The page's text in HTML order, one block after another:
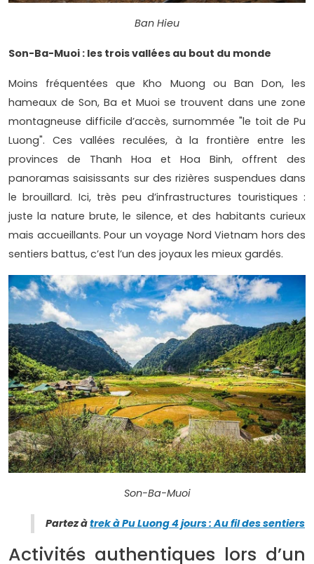
Ban Hieu
Son-Ba-Muoi : les trois vallées au bout du monde
Moins fréquentées que Kho Muong ou Ban Don, les
hameaux de Son, Ba et Muoi se trouvent dans une zone
montagneuse difficile d’accès, surnommée "le toit de Pu
Luong". Ces vallées reculées, à la frontière entre les
provinces de Thanh Hoa et Hoa Binh, offrent des
panoramas saisissants sur des rizières suspendues dans
le brouillard. Ici, très peu d’infrastructures touristiques :
juste la nature brute, le silence, et des habitants curieux
mais accueillants. Pour un voyage Nord Vietnam hors des
sentiers battus, c’est l’un des joyaux les mieux gardés.
Son-Ba-Muoi
Partez àtrek à Pu Luong 4 jours : Au fil des sentiers
Activités authentiques lors d’un